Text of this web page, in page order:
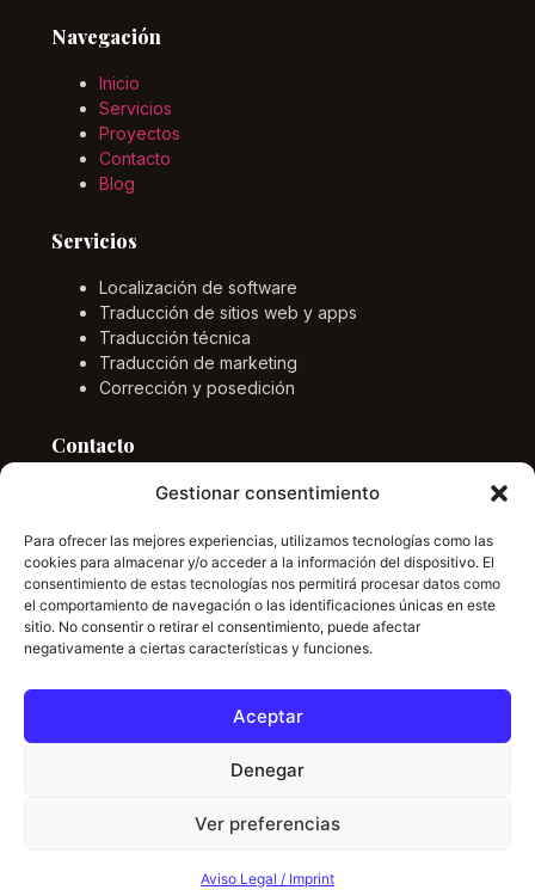
Gestionar consentimiento
Para ofrecer las mejores experiencias, utilizamos tecnologías como las
cookies para almacenar y/o acceder a la información del dispositivo. El
consentimiento de estas tecnologías nos permitirá procesar datos como
el comportamiento de navegación o las identificaciones únicas en este
sitio. No consentir o retirar el consentimiento, puede afectar
negativamente a ciertas características y funciones.
Aceptar
Denegar
Ver preferencias
Aviso Legal / Imprint
Navegación
Inicio
Servicios
Proyectos
Contacto
Blog
Servicios
Localización de software
Traducción de sitios web y apps
Traducción técnica
Traducción de marketing
Corrección y posedición
Contacto
Idiomas
Inglés, alemán, español y catalán.